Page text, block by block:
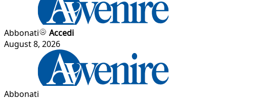
Abbonati
Accedi
August 8, 2026
Abbonati